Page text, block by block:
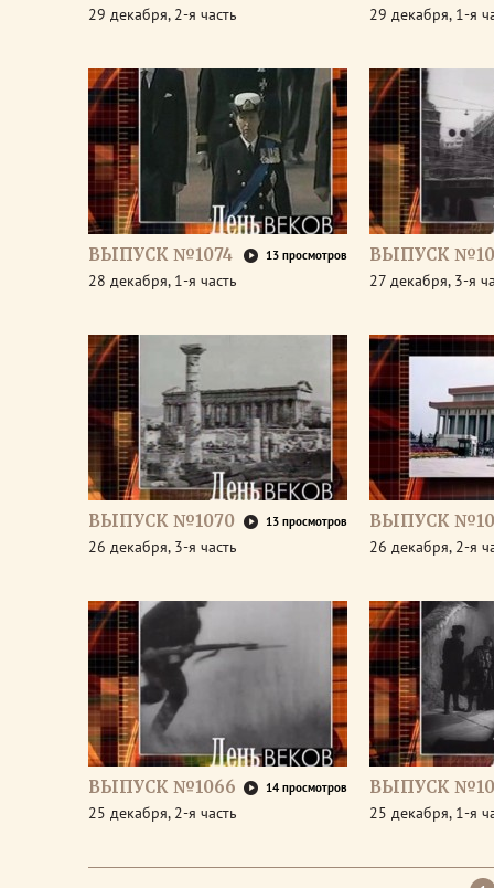
29 декабря, 2-я часть 29 декабря, 1-я
ВЫПУСК №1074 13 просмотров
28 декабря, 1-я часть
ВЫПУСК
27 декабря, 3-я
ВЫПУСК №1070 13 просмотров
26 декабря, 3-я часть
ВЫПУСК
26 декабря, 2-я
ВЫПУСК №1066 14 просмотров
25 декабря, 2-я часть
ВЫПУСК
25 декабря, 1-я